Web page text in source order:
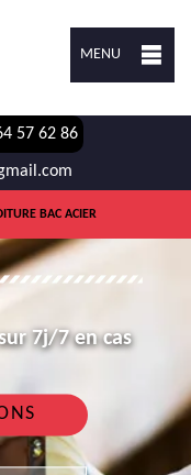
MENU
57 62 86
BAC ACIER
7j/7 en cas